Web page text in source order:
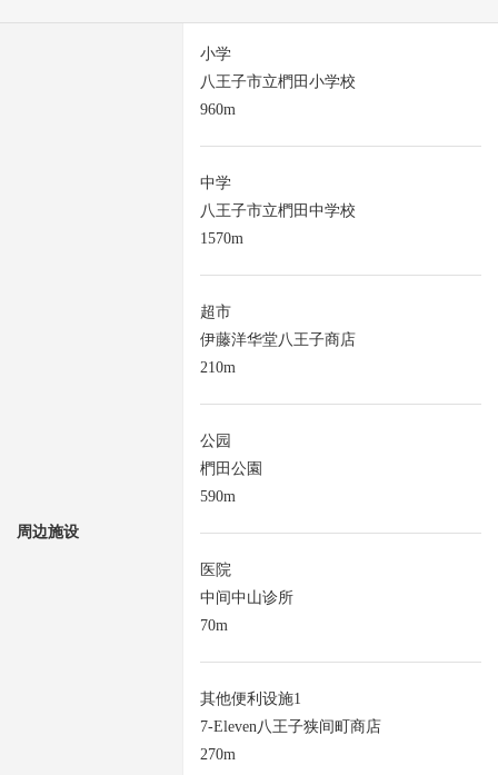
周边施设
小学
八王子市立椚田小学校
960m
中学
八王子市立椚田中学校
1570m
超市
伊藤洋华堂八王子商店
210m
公园
椚田公園
590m
医院
中间中山诊所
70m
其他便利设施1
7-Eleven八王子狭间町商店
270m